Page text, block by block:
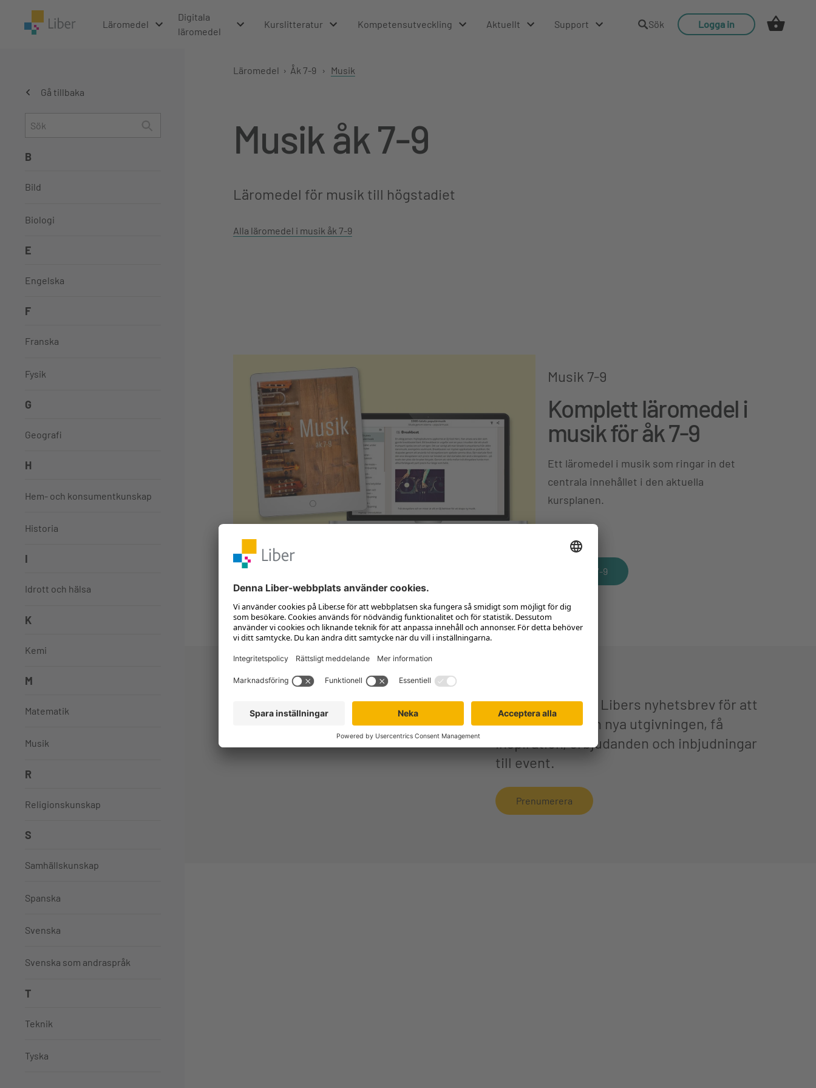
Läromedel
Digitala
läromedel
Kurslitteratur Kompetensutveckling Aktuellt Support Sök Logga in
Gå tillbaka
B
Bild
Biologi
E
Engelska
F
Franska
Fysik
G
Geografi
H
Hem- och konsumentkunskap
Historia
I
Idrott och hälsa
K
Kemi
M
Matematik
Musik
R
Religionskunskap
S
Samhällskunskap
Spanska
Svenska
Svenska som andraspråk
T
Teknik
Tyska
Läromedel › Åk 7-9 › Musik
Musik åk 7-9
Läromedel för musik till högstadiet
Alla läromedel i musik åk 7-9
Musik 7-9
Komplett läromedel i
musik för åk 7-9
Ett läromedel i musik som ringar in det
centrala innehållet i den aktuella
kursplanen.
Musik 7-9
Missa inga nyheter
Prenumerera på Libers nyhetsbrev för att
se och prova den nya utgivningen, få
inspiration, erbjudanden och inbjudningar
till event.
Prenumerera